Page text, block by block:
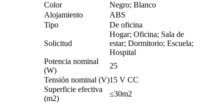
Color
Negro; Blanco
Alojamiento
ABS
Tipo
De oficina
Solicitud
Hogar; Oficina; Sala de
estar; Dormitorio; Escuela;
Hospital
Potencia nominal
(W)
25
Tensión nominal (V)15 V CC
Superficie efectiva
(m2)
≤30m2